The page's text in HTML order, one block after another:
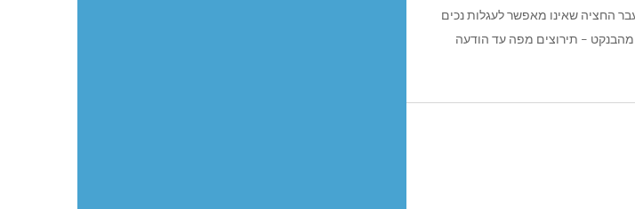
החציה שאינו מאפשר לעגלות נכים
מהבנקט – תירוצים מפה עד הודעה